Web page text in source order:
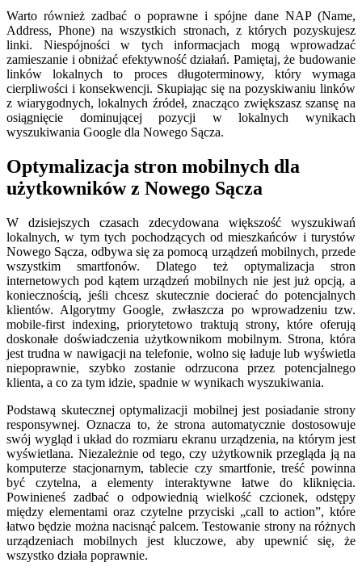
Warto również zadbać o poprawne i spójne dane NAP (Name,
Address, Phone) na wszystkich stronach, z których pozyskujesz
linki. Niespójności w tych informacjach mogą wprowadzać
zamieszanie i obniżać efektywność działań. Pamiętaj, że budowanie
linków lokalnych to proces długoterminowy, który wymaga
cierpliwości i konsekwencji. Skupiając się na pozyskiwaniu linków
z wiarygodnych, lokalnych źródeł, znacząco zwiększasz szansę na
osiągnięcie dominującej pozycji w lokalnych wynikach
wyszukiwania Google dla Nowego Sącza.
Optymalizacja stron mobilnych dla
użytkowników z Nowego Sącza
W dzisiejszych czasach zdecydowana większość wyszukiwań
lokalnych, w tym tych pochodzących od mieszkańców i turystów
Nowego Sącza, odbywa się za pomocą urządzeń mobilnych, przede
wszystkim smartfonów. Dlatego też optymalizacja stron
internetowych pod kątem urządzeń mobilnych nie jest już opcją, a
koniecznością, jeśli chcesz skutecznie docierać do potencjalnych
klientów. Algorytmy Google, zwłaszcza po wprowadzeniu tzw.
mobile-first indexing, priorytetowo traktują strony, które oferują
doskonałe doświadczenia użytkownikom mobilnym. Strona, która
jest trudna w nawigacji na telefonie, wolno się ładuje lub wyświetla
niepoprawnie, szybko zostanie odrzucona przez potencjalnego
klienta, a co za tym idzie, spadnie w wynikach wyszukiwania.
Podstawą skutecznej optymalizacji mobilnej jest posiadanie strony
responsywnej. Oznacza to, że strona automatycznie dostosowuje
swój wygląd i układ do rozmiaru ekranu urządzenia, na którym jest
wyświetlana. Niezależnie od tego, czy użytkownik przegląda ją na
komputerze stacjonarnym, tablecie czy smartfonie, treść powinna
być czytelna, a elementy interaktywne łatwe do kliknięcia.
Powinieneś zadbać o odpowiednią wielkość czcionek, odstępy
między elementami oraz czytelne przyciski „call to action”, które
łatwo będzie można nacisnąć palcem. Testowanie strony na różnych
urządzeniach mobilnych jest kluczowe, aby upewnić się, że
wszystko działa poprawnie.